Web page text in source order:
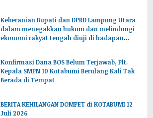
Keberanian Bupati dan DPRD Lampung Utara
dalam menegakkan hukum dan melindungi
ekonomi rakyat tengah diuji di hadapan
Konfirmasi Dana BOS Belum Terjawab, Plt.
Kepala SMPN 10 Kotabumi Berulang Kali Tak
Berada di Tempat
BERITA KEHILANGAN DOMPET di KOTABUMI 12
Juli 2026